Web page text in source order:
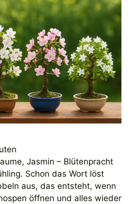
Jasmin – Blütenpracht
Schon das Wort löst
aus, das entsteht, wenn
öffnen und alles wieder